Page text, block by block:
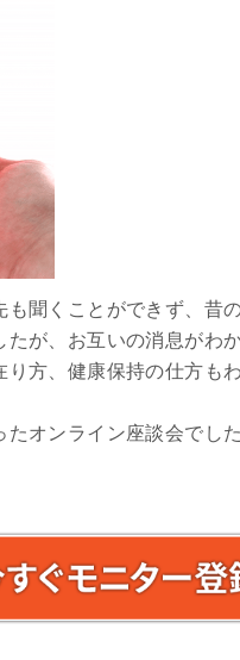
聞くことができず、昔
が、お互いの消息がわ
方、健康保持の仕方も
オンライン座談会でし